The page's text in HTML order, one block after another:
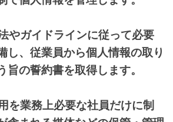
やガイドラインに従って必要
し、従業員から個人情報の取り
旨の誓約書を取得します。
を業務上必要な社員だけに制